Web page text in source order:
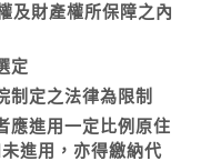
及財產權所保障之內
定
制定之法律為限制
應進用一定比例原住
進用，亦得繳納代